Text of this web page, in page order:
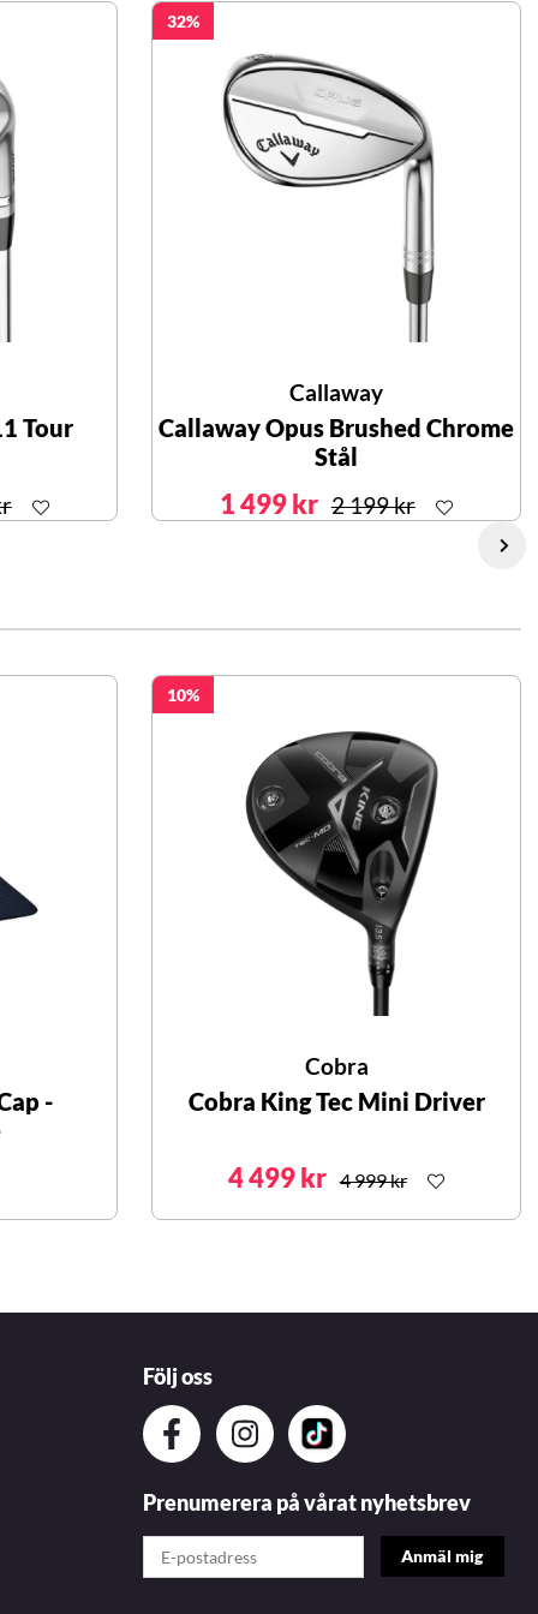
Tour
32
Callaway
Callaway Opus Brushed Chrome
Stål
1 499 kr 2 199 kr
-
10
Cobra
Cobra King Tec Mini Driver
4 499 kr 4 999 kr
Följ oss
Prenumerera på vårat nyhetsbrev